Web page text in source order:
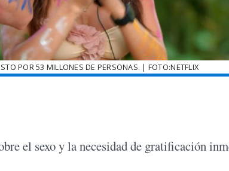
POR 53 MILLONES DE PERSONAS. | FOTO:NETFLIX
el sexo y la necesidad de gratificación